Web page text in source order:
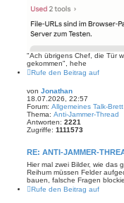
"Ach übrigens Chef, die Tür
gekommen", hehe
Rufe den Beitrag auf
von Jonathan
18.07.2026, 22:57
Forum: Allgemeines Talk-Brett
Thema: Anti-Jammer-Thread
Antworten: 2221
Zugriffe: 1111573
RE: ANTI-JAMMER-
Hier mal zwei Bilder, wie das
Reihum müssen Felder
bauen, falsche Fragen
Rufe den Beitrag auf